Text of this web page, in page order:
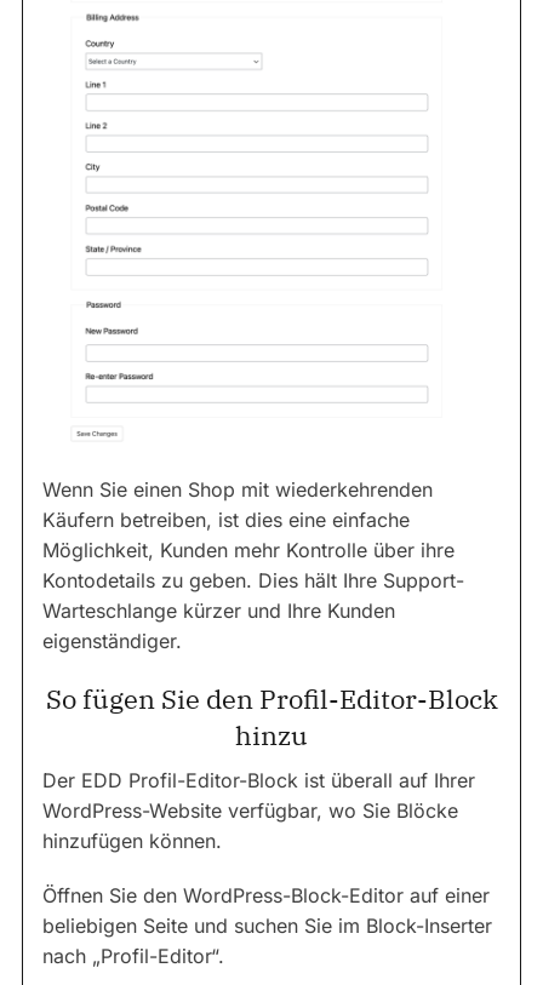
Wenn Sie einen Shop mit wiederkehrenden
Käufern betreiben, ist dies eine einfache
Möglichkeit, Kunden mehr Kontrolle über ihre
Kontodetails zu geben. Dies hält Ihre Support-
Warteschlange kürzer und Ihre Kunden
eigenständiger.
So fügen Sie den Profil-Editor-Block
hinzu
Der EDD Profil-Editor-Block ist überall auf Ihrer
WordPress-Website verfügbar, wo Sie Blöcke
hinzufügen können.
Öffnen Sie den WordPress-Block-Editor auf einer
beliebigen Seite und suchen Sie im Block-Inserter
nach „Profil-Editor“.